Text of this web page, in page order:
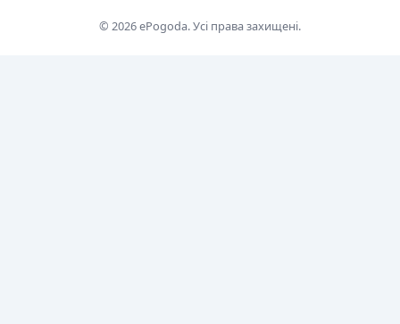
© 2026 ePogoda. Усі права захищені.